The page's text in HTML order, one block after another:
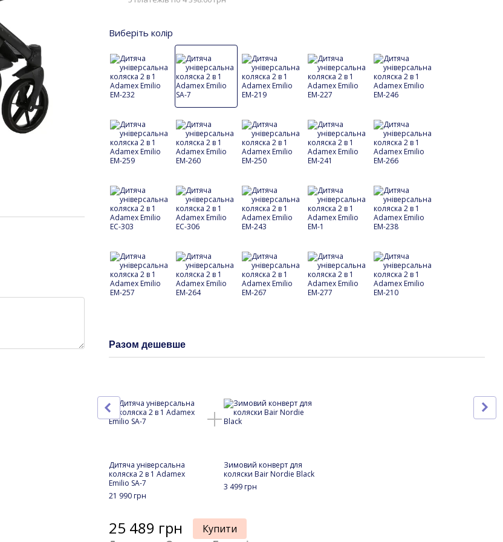
Виберіть колір
Разом дешевше
Дитяча універсальна
коляска 2 в 1 Adamex
Emilio SA-7
21 990 грн
Зимовий конверт для
коляски Bair Nordie Black
3 499 грн
25 489 грн Купити